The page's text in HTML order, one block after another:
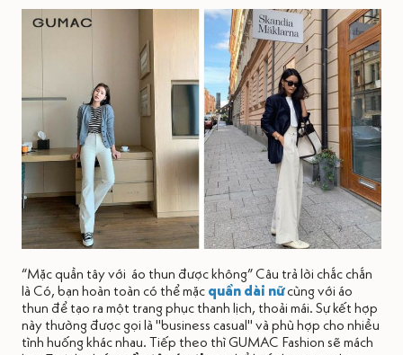
“Mặc quần tây với áo thun được không” Câu trả lời chắc chắn
là Có, bạn hoàn toàn có thể mặc quần dài nữcùng với áo
thun để tạo ra một trang phục thanh lịch, thoải mái. Sự kết hợp
này thường được gọi là "business casual" và phù hợp cho nhiều
tình huống khác nhau. Tiếp theo thì GUMAC Fashion sẽ mách